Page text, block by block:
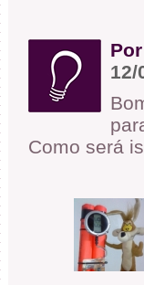
12/
Como será